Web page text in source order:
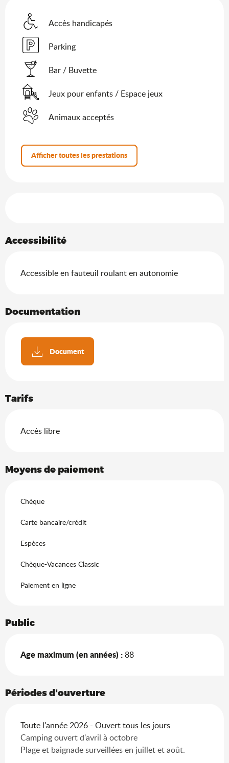
Accès handicapés
Parking
Bar / Buvette
Jeux pour enfants / Espace jeux
Animaux acceptés
Afficher toutes les prestations
Accessibilité
Accessible en fauteuil roulant en autonomie
Documentation
Document
Tarifs
Accès libre
Moyens de paiement
Chèque
Carte bancaire/crédit
Espèces
Chèque-Vacances Classic
Paiement en ligne
Public
Age maximum (en années) :88
Périodes d'ouverture
Toute l'année 2026 - Ouvert tous les jours
Camping ouvert d'avril à octobre
Plage et baignade surveillées en juillet et août.